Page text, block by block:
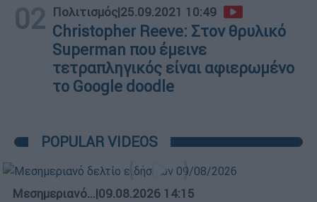
02 Πολιτισμός|25.09.2021 10:49
Christopher Reeve: Στον θρυλικό
Superman που έμεινε
τετραπληγικός είναι αφιερωμένο
το Google doodle
POPULAR VIDEOS
Μεσημεριανό...|09.08.2026 14:15